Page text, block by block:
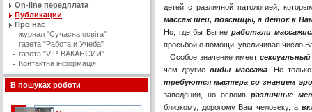
On-line передплата
Публикации
Про нас
журнал "Сучасна освiта"
газета "Работа и Учеба"
газета "VIP-ВАКАНСИИ"
Контактна інформація
В пошуках роботи
детей с различной патологией,
массаж шеи, поясницы, а деток к
Но, где бы Вы неработали
просьбой о помощи, увеличивая число
Особое значение имеет
чем другиевиды массажа. Не
требуются мастера со знанием
заведении, но освоив различные
близкому, дорогому Вам человеку, а